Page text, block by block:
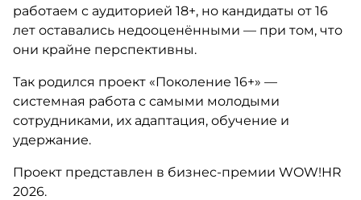
работаем с аудиторией 18+, но кандидаты от 16
лет оставались недооценёнными — при том, что
они крайне перспективны.
Так родился проект «Поколение 16+» —
системная работа с самыми молодыми
сотрудниками, их адаптация, обучение и
удержание.
Проект представлен в бизнес-премии WOW!HR
2026.